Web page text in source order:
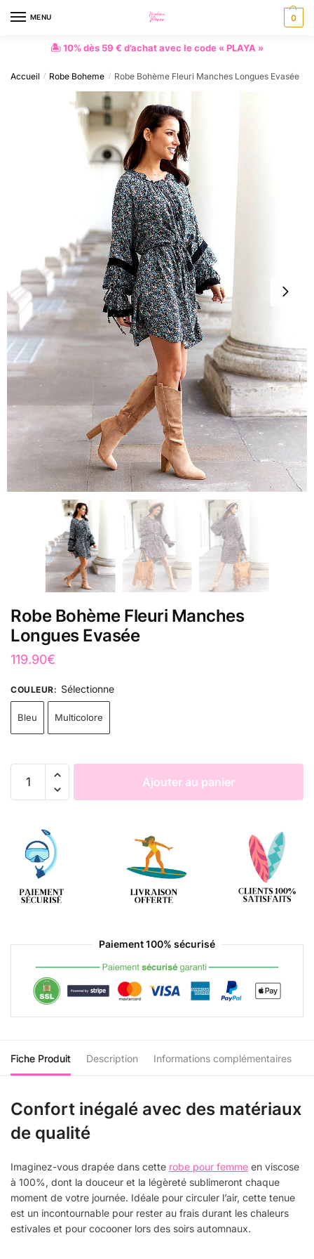
MENU 0
🏝 10% dès 59 € d’achat avec le code « PLAYA »
Accueil / Robe Boheme / Robe Bohème Fleuri Manches Longues Evasée
Robe Bohème Fleuri Manches
Longues Evasée
119.90€
COULEUR: Sélectionne
Bleu Multicolore
Ajouter au panier
Paiement 100% sécurisé
Fiche Produit Description Informations complémentaires
Confort inégalé avec des matériaux
de qualité
Imaginez-vous drapée dans cette robe pour femme en viscose
à 100%, dont la douceur et la légèreté sublimeront chaque
moment de votre journée. Idéale pour circuler l’air, cette tenue
est un incontournable pour rester au frais durant les chaleurs
estivales et pour cocooner lors des soirs automnaux.